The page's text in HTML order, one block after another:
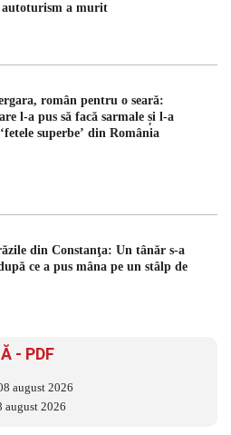
a murit
român pentru o seară:
l-a pus să facă sarmale și l-a
superbe’ din România
din Constanţa: Un tânăr s-a
ce a pus mâna pe un stâlp de
- PDF
august 2026